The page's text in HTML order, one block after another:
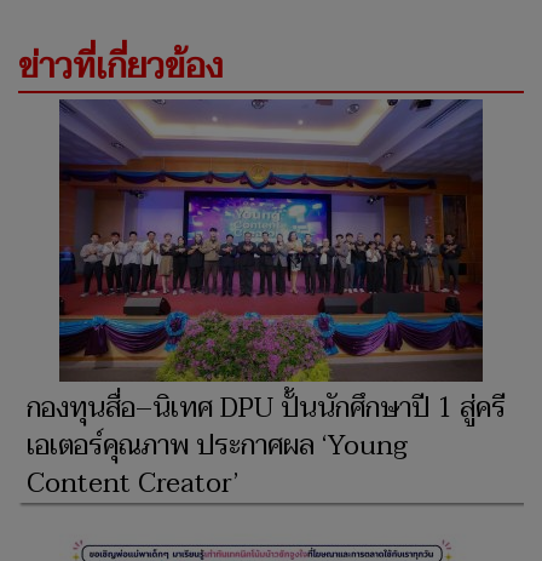
ข่าวที่เกี่ยวข้อง
กองทุนสื่อ–นิเทศ DPU ปั้นนักศึกษาปี 1 สู่ครี
เอเตอร์คุณภาพ ประกาศผล ‘Young
Content Creator’